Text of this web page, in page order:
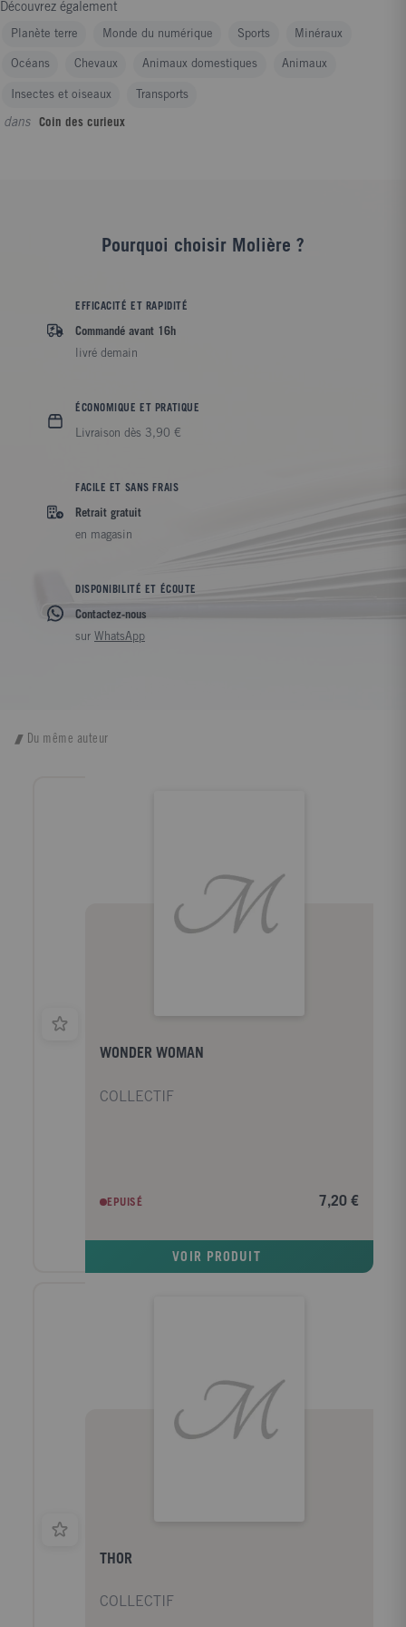
Découvrez également
Planète terre Monde du numérique Sports Minéraux
Océans Chevaux Animaux domestiques Animaux
Insectes et oiseaux Transports
dans Coin des curieux
Pourquoi choisir Molière ?
EFFICACITÉ ET RAPIDITÉ
Commandé avant 16h
livré demain
ÉCONOMIQUE ET PRATIQUE
Livraison dès 3,90 €
FACILE ET SANS FRAIS
Retrait gratuit
en magasin
DISPONIBILITÉ ET ÉCOUTE
Contactez-nous
sur WhatsApp
Du même auteur
WONDER WOMAN
COLLECTIF
EPUISÉ 7,20 €
VOIR PRODUIT
THOR
COLLECTIF